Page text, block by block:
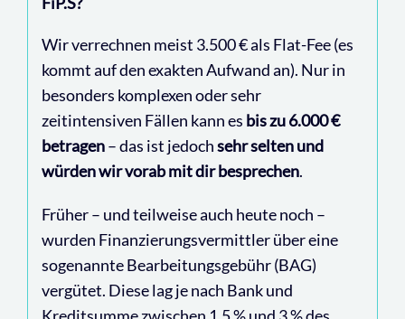
Wir verrechnen meist 3.500 € als Flat-Fee (es
kommt auf den exakten Aufwand an). Nur in
besonders komplexen oder sehr
zeitintensiven Fällen kann es bis zu 6.000 €
betragen– das ist jedochsehr selten und
würden wir vorab mit dir besprechen.
Früher – und teilweise auch heute noch –
wurden Finanzierungsvermittler über eine
sogenannte Bearbeitungsgebühr (BAG)
vergütet. Diese lag je nach Bank und